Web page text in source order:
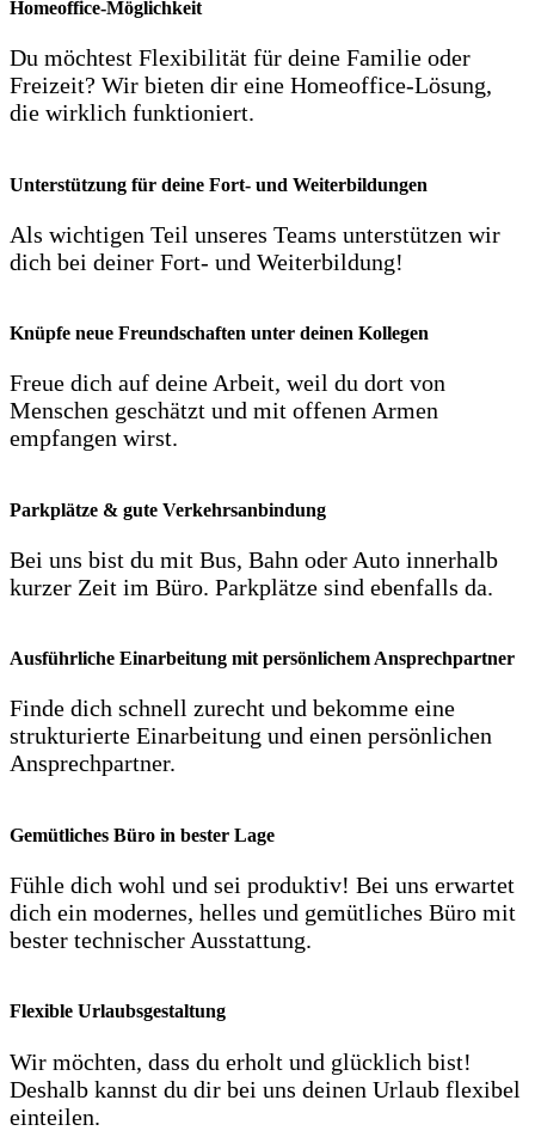
Homeoffice-Möglichkeit
Du möchtest Flexibilität für deine Familie oder
Freizeit? Wir bieten dir eine Homeoffice-Lösung,
die wirklich funktioniert.
Unterstützung für deine Fort- und Weiterbildungen
Als wichtigen Teil unseres Teams unterstützen wir
dich bei deiner Fort- und Weiterbildung!
Knüpfe neue Freundschaften unter deinen Kollegen
Freue dich auf deine Arbeit, weil du dort von
Menschen geschätzt und mit offenen Armen
empfangen wirst.
Parkplätze & gute Verkehrsanbindung
Bei uns bist du mit Bus, Bahn oder Auto innerhalb
kurzer Zeit im Büro. Parkplätze sind ebenfalls da.
Ausführliche Einarbeitung mit persönlichem Ansprechpartner
Finde dich schnell zurecht und bekomme eine
strukturierte Einarbeitung und einen persönlichen
Ansprechpartner.
Gemütliches Büro in bester Lage
Fühle dich wohl und sei produktiv! Bei uns erwartet
dich ein modernes, helles und gemütliches Büro mit
bester technischer Ausstattung.
Flexible Urlaubsgestaltung
Wir möchten, dass du erholt und glücklich bist!
Deshalb kannst du dir bei uns deinen Urlaub flexibel
einteilen.